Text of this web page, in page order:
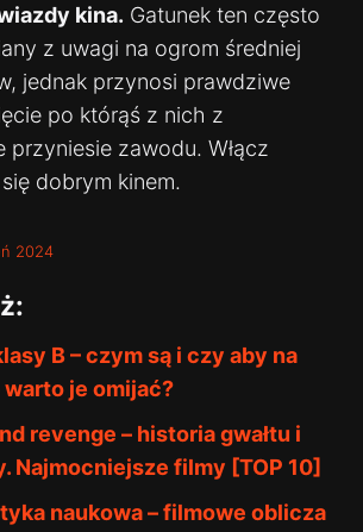
kina. Gatunek ten często
z uwagi na ogrom średniej
jednak przynosi prawdziwe
po którąś z nich z
przyniesie zawodu. Włącz
dobrym kinem.
2024
B – czym są i czy aby na
warto je omijać?
revenge – historia gwałtu i
Najmocniejsze filmy [TOP 10]
naukowa – filmowe oblicza